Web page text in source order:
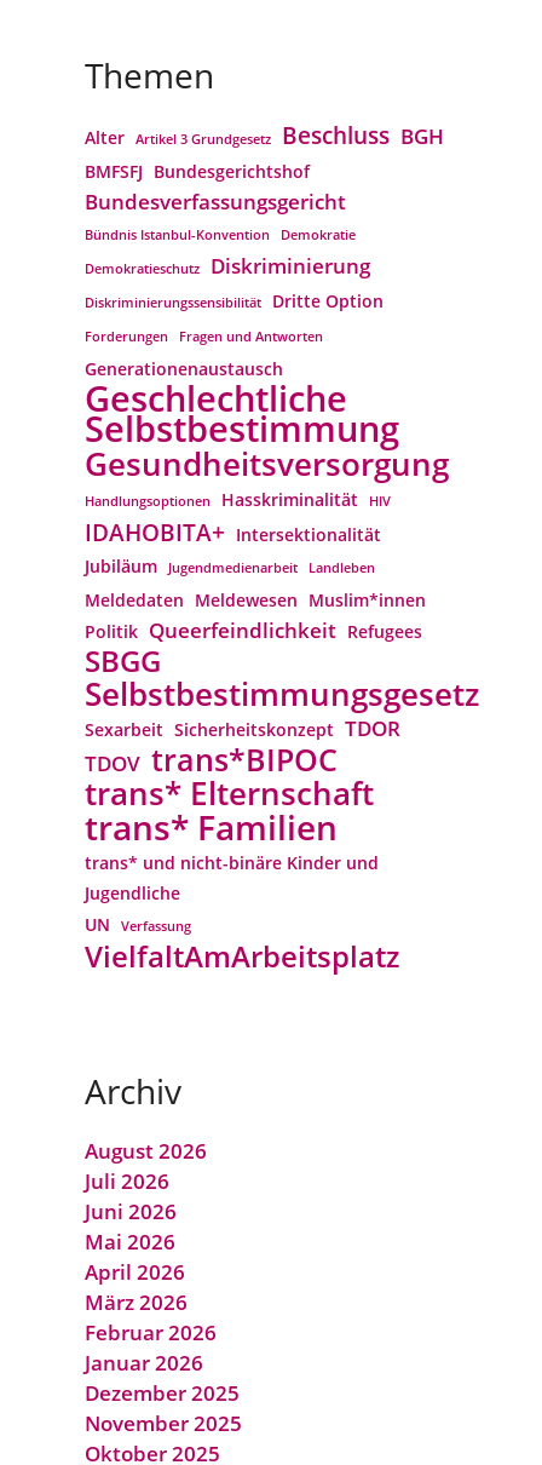
Themen
Alter Artikel 3 Grundgesetz Beschluss BGH
BMFSFJ Bundesgerichtshof
Bundesverfassungs­gericht
Bündnis Istanbul-Konvention
Demokratie
Demokratieschutz
Diskriminierung
Diskriminierungssensibilität Dritte Option
Forderungen Fragen und Antworten
Generationenaustausch
Geschlechtliche
Selbstbestimmung
Gesundheitsversorgung
Handlungsoptionen Hasskriminalität HIV
IDAHOBITA+ Intersektionalität
Jubiläum
Jugendmedienarbeit Landleben
Meldedaten Meldewesen Muslim*innen
Politik Queerfeindlichkeit Refugees
SBGG
Selbstbestimmungsgesetz
Sexarbeit Sicherheitskonzept TDOR
TDOV trans*BIPOC
trans* Elternschaft
trans* Familien
trans* und nicht-binäre Kinder und
Jugendliche
UN
Verfassung
VielfaltAmArbeitsplatz
Archiv
August 2026
Juli 2026
Juni 2026
Mai 2026
April 2026
März 2026
Februar 2026
Januar 2026
Dezember 2025
November 2025
Oktober 2025